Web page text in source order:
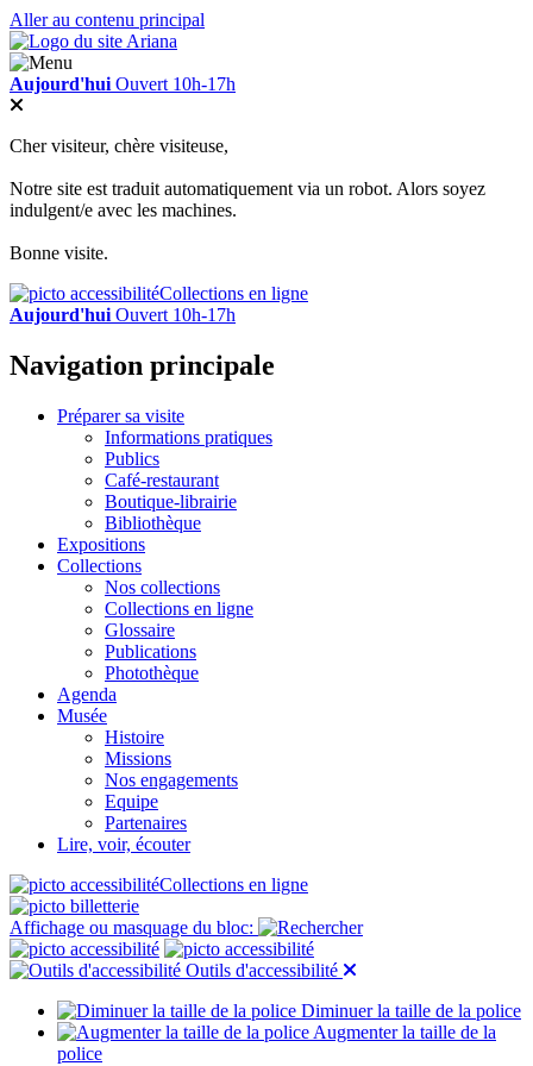
Aller au contenu principal
Aujourd'hui Ouvert 10h-17h
Cher visiteur, chère visiteuse,
Notre site est traduit automatiquement via un robot. Alors soyez
indulgent/e avec les machines.
Bonne visite.
Collections en ligne
Aujourd'hui Ouvert 10h-17h
Navigation principale
Préparer sa visite
Informations pratiques
Publics
Café-restaurant
Boutique-librairie
Bibliothèque
Expositions
Collections
Nos collections
Collections en ligne
Glossaire
Publications
Photothèque
Agenda
Musée
Histoire
Missions
Nos engagements
Equipe
Partenaires
Lire, voir, écouter
Collections en ligne
Affichage ou masquage du bloc:
Outils d'accessibilité
Diminuer la taille de la police
Augmenter la taille de la
police